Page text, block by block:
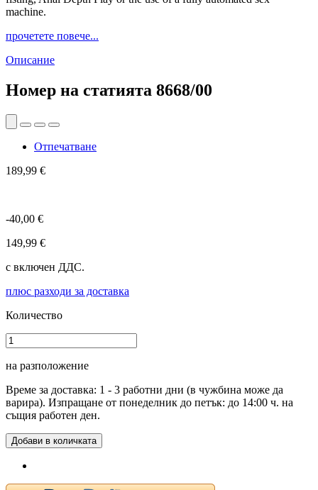
machine.
прочетете повече...
Описание
Номер на статията 8668/00
Отпечатване
189,99 €
-40,00 €
149,99 €
с включен ДДС.
плюс разходи за доставка
Количество
на разположение
Време за доставка: 1 - 3 работни дни (в чужбина може да
варира). Изпращане от понеделник до петък: до 14:00 ч. на
същия работен ден.
Добави в количката